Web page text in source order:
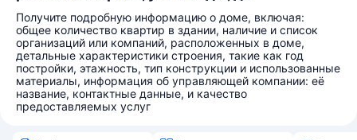
Получите подробную информацию о доме, включая:
общее количество квартир в здании, наличие и список
организаций или компаний, расположенных в доме,
детальные характеристики строения, такие как год
постройки, этажность, тип конструкции и использованные
материалы, информация об управляющей компании: её
название, контактные данные, и качество
предоставляемых услуг